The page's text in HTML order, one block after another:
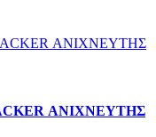
ΑΝΙΧΝΕΥΤΗΣ